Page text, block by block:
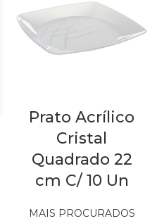
Prato Acrílico
Cristal
Quadrado 22
cm C/ 10 Un
MAIS PROCURADOS